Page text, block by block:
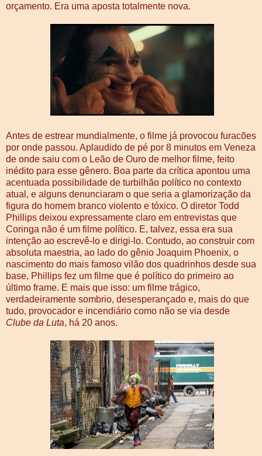
orçamento. Era uma aposta totalmente nova.
Antes de estrear mundialmente, o filme já provocou furacões
por onde passou. Aplaudido de pé por 8 minutos em Veneza
de onde saiu com o Leão de Ouro de melhor filme, feito
inédito para esse gênero. Boa parte da crítica apontou uma
acentuada possibilidade de turbilhão político no contexto
atual, e alguns denunciaram o que seria a glamorização da
figura do homem branco violento e tóxico. O diretor Todd
Phillips deixou expressamente claro em entrevistas que
Coringa não é um filme político. E, talvez, essa era sua
intenção ao escrevê-lo e dirigi-lo. Contudo, ao construir com
absoluta maestria, ao lado do gênio Joaquim Phoenix, o
nascimento do mais famoso vilão dos quadrinhos desde sua
base, Phillips fez um filme que é político do primeiro ao
último frame. E mais que isso: um filme trágico,
verdadeiramente sombrio, desesperançado e, mais do que
tudo, provocador e incendiário como não se via desde
Clube da Luta, há 20 anos.